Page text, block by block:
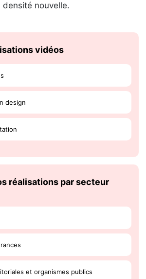
nouvelle.
vidéos
design
réalisations par secteur
et organismes publics